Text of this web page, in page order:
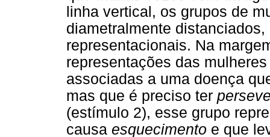
linha vertical, os grupos de
diametralmente
representacionais. Na
representações das
associadas a uma doença
mas que é preciso ter
(estímulo 2), esse grupo
causa esquecimento e que